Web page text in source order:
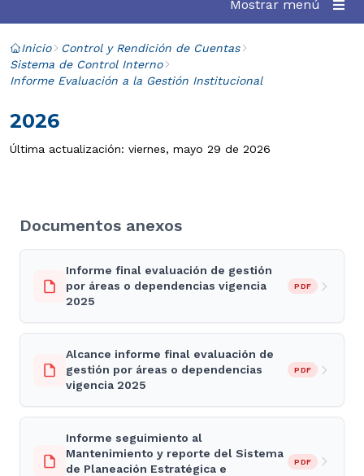
Mostrar menú
Inicio
Control y Rendición de Cuentas
Sistema de Control Interno
Informe Evaluación a la Gestión Institucional
2026
Última actualización: viernes, mayo 29 de 2026
Documentos anexos
Informe final evaluación de gestión
por áreas o dependencias vigencia
2025
PDF
Alcance informe final evaluación de
gestión por áreas o dependencias
vigencia 2025
PDF
Informe seguimiento al
Mantenimiento y reporte del Sistema
de Planeación Estratégica e
PDF